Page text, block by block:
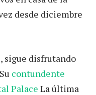
desde diciembre
sigue disfrutando
contundente
Palace La última